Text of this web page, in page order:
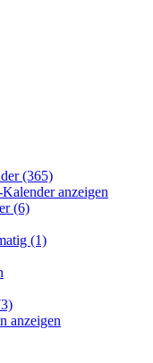
(365)
anzeigen
(6)
(1)
anzeigen